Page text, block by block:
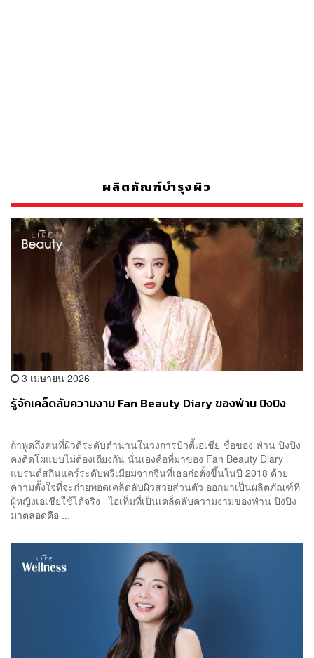
ผลิตภัณฑ์บำรุงผิว
3 เมษายน 2026
รู้จักเคล็ดลับความงาม Fan Beauty Diary ของฟ่าน ปิงปิง
ถ้าพูดถึงคนที่ผิวดีระดับตำนานในวงการบิวตี้เอเชีย ชื่อของ ฟ่าน ปิงปิง
คงติดโผแบบไม่ต้องเถียงกัน นั่นเองคือที่มาของ Fan Beauty Diary
แบรนด์สกินแคร์ระดับพรีเมียมจากจีนที่เธอก่อตั้งขึ้นในปี 2018 ด้วย
ความตั้งใจที่จะถ่ายทอดเคล็ดลับผิวสวยส่วนตัว ออกมาเป็นผลิตภัณฑ์ที่
ผู้หญิงเอเชียใช้ได้จริง ไอเท็มที่เป็นเคล็ดลับความงามของฟ่าน ปิงปิง
มาตลอดคือ ...